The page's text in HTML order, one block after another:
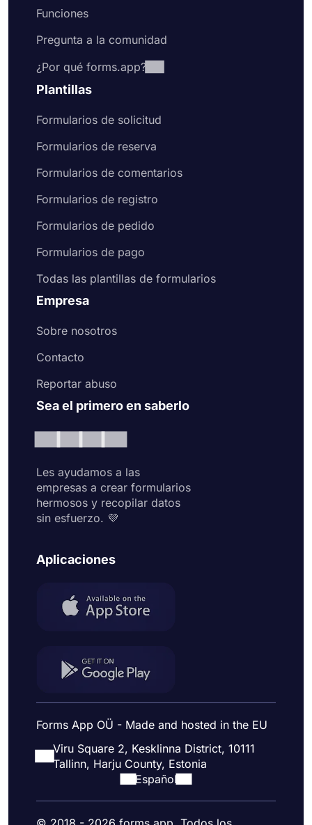
Funciones
Pregunta a la comunidad
¿Por qué forms.app?
Plantillas
Formularios de solicitud
Formularios de reserva
Formularios de comentarios
Formularios de registro
Formularios de pedido
Formularios de pago
Todas las plantillas de formularios
Empresa
Sobre nosotros
Contacto
Reportar abuso
Sea el primero en saberlo
Les ayudamos a las
empresas a crear formularios
hermosos y recopilar datos
sin esfuerzo. 💜
Aplicaciones
Forms App OÜ - Made and hosted in the EU
Viru Square 2, Kesklinna District, 10111
Tallinn, Harju County, Estonia
Español